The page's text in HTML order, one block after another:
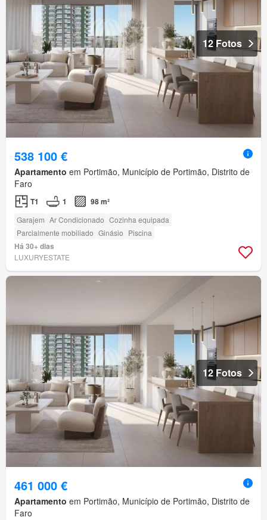
12 Fotos
538 100 €
Apartamento em Portimão, Município de Portimão, Distrito de
Faro
T1 1 98 m²
Garajem Ar Condicionado Cozinha equipada
Parcialmente mobiliado Ginásio Piscina
Há 30+ dias
LUXURYESTATE
12 Fotos
461 000 €
Apartamento em Portimão, Município de Portimão, Distrito de
Faro